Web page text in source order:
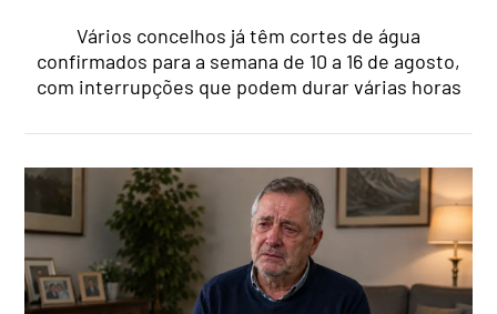
Vários concelhos já têm cortes de água
confirmados para a semana de 10 a 16 de agosto,
com interrupções que podem durar várias horas